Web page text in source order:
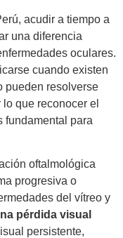
acudir a tiempo a
una diferencia
oculares.
cuando existen
pueden resolverse
que reconocer el
fundamental para
oftalmológica
progresiva o
del vítreo y
pérdida visual
persistente,